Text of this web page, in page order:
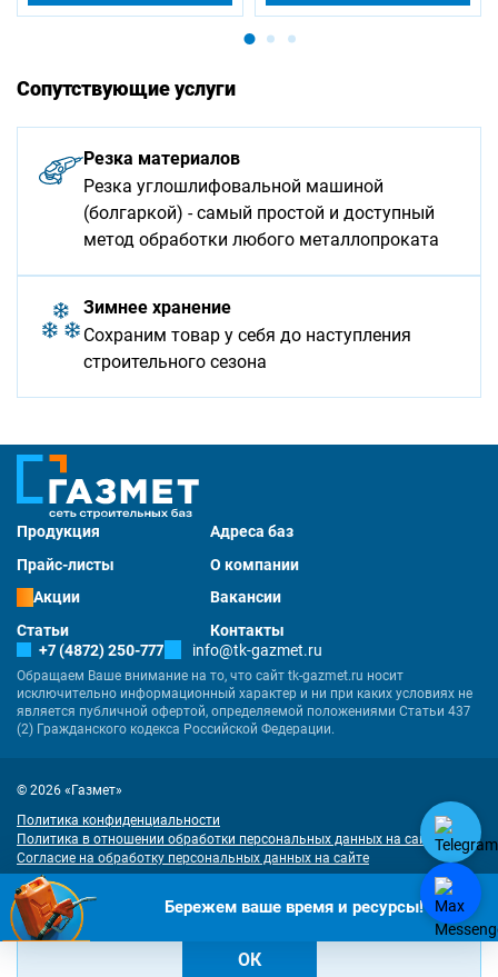
Сопутствующие услуги
Резка материалов
Резка углошлифовальной машиной
(болгаркой) - самый простой и доступный
метод обработки любого металлопроката
Зимнее хранение
Сохраним товар у себя до наступления
строительного сезона
Продукция
Адреса баз
Прайс-листы
О компании
Акции
Вакансии
Статьи
Контакты
+7 (4872) 250-777
info@tk-gazmet.ru
Обращаем Ваше внимание на то, что сайт tk-gazmet.ru носит
исключительно информационный характер и ни при каких условиях не
является публичной офертой, определяемой положениями Статьи 437
(2) Гражданского кодекса Российской Федерации.
© 2026 «Газмет»
Политика конфиденциальности
Политика в отношении обработки персональных данных на сайте
Согласие на обработку персональных данных на сайте
Разработка продвижение сайта— «Имиджмарк»
"Наш сайт использует куки. Продолжая им пользоваться, вы соглашаетесь
на обработку персональных данных в соответствии сполитикой
конфиденциальности
ОК
Бережем ваше время и ресурсы!